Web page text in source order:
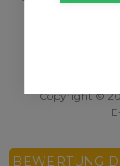
Copyright ©
BEWERTUNG